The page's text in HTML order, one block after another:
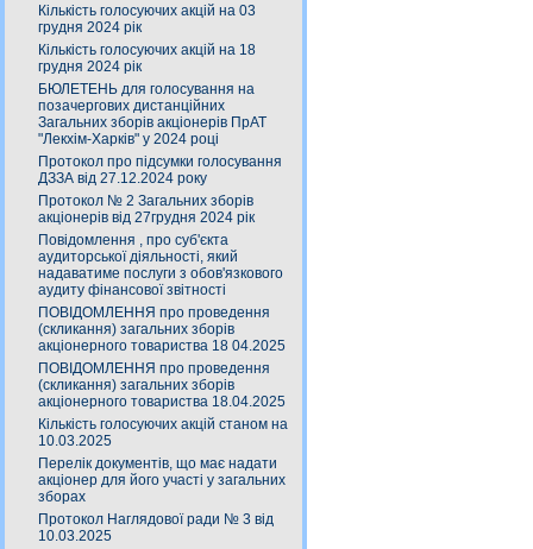
Кількість голосуючих акцій на 03
грудня 2024 рік
Кількість голосуючих акцій на 18
грудня 2024 рік
БЮЛЕТЕНЬ для голосування на
позачергових дистанційних
Загальних зборів акціонерів ПрАТ
"Лекхім-Харків" у 2024 році
Протокол про підсумки голосування
ДЗЗА від 27.12.2024 року
Протокол № 2 Загальних зборів
акціонерів від 27грудня 2024 рік
Повідомлення , про суб'єкта
аудиторської діяльності, який
надаватиме послуги з обов'язкового
аудиту фінансової звітності
ПОВІДОМЛЕННЯ про проведення
(скликання) загальних зборів
акціонерного товариства 18 04.2025
ПОВІДОМЛЕННЯ про проведення
(скликання) загальних зборів
акціонерного товариства 18.04.2025
Кількість голосуючих акцій станом на
10.03.2025
Перелік документів, що має надати
акціонер для його участі у загальних
зборах
Протокол Наглядової ради № 3 від
10.03.2025